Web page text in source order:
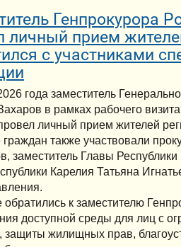
Генпрокурора
личный прием
с участниками
года заместитель
в рамках рабочего
личный прием жителей
также участвовали
заместитель Главы
Карелия Татьяна
обратились к заместителю
доступной среды для лиц с
защиты жилищных прав,